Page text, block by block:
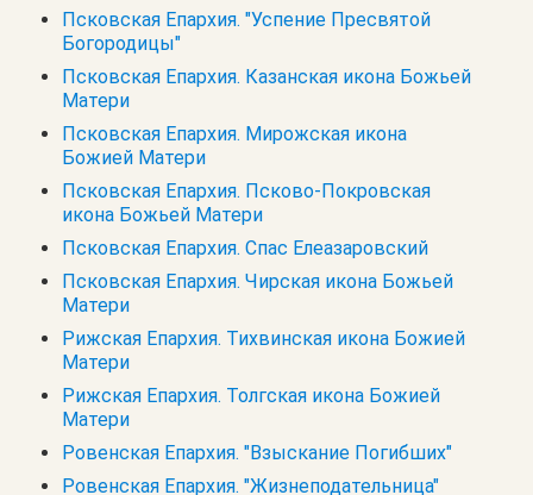
Псковская Епархия. "Успение Пресвятой
Богородицы"
Псковская Епархия. Казанская икона Божьей
Матери
Псковская Епархия. Мирожская икона
Божией Матери
Псковская Епархия. Псково-Покровская
икона Божьей Матери
Псковская Епархия. Спас Елеазаровский
Псковская Епархия. Чирская икона Божьей
Матери
Рижская Епархия. Тихвинская икона Божией
Матери
Рижская Епархия. Толгская икона Божией
Матери
Ровенская Епархия. "Взыскание Погибших"
Ровенская Епархия. "Жизнеподательница"